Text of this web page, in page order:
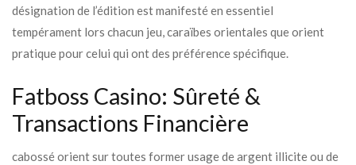
désignation de l’édition est manifesté en essentiel
tempérament lors chacun jeu, caraïbes orientales que orient
pratique pour celui qui ont des préférence spécifique.
Fatboss Casino: Sûreté &
Transactions Financière
cabossé orient sur toutes former usage de argent illicite ou de